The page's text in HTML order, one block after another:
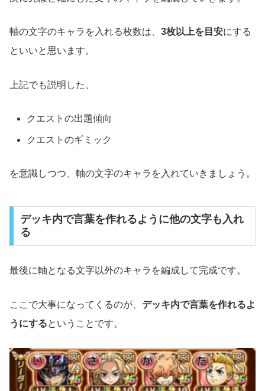
軸の文字のキャラを入れる枚数は、 3枚以上を目安にする
といいと思います。
上記でも説明した、
クエストの出題傾向
クエストのギミック
を意識しつつ、軸の文字のキャラを入れていきましょう。
デッキ内で言葉を作れるように他の文字も入れ
る
最後に軸となる文字以外のキャラを編成して完成です。
ここで大事になってくるのが、 デッキ内で言葉を作れるよ
うにするということです。